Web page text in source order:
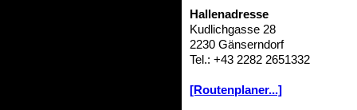
Hallenadresse
Kudlichgasse 28
2230 Gänserndorf
Tel.: +43 2282 2651332
[Routenplaner...]